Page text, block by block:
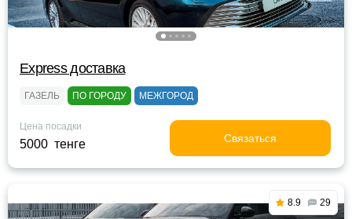
Express доставка
ГАЗЕЛЬ ПО ГОРОДУ МЕЖГОРОД
Цена посадки
5000 тенге Связаться
8.9 29